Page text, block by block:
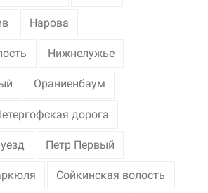
Нарова
Нижнелужье
Ораниенбаум
дорога
Петр Первый
Сойкинская волость